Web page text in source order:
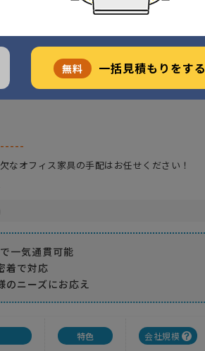
-----
なオフィス家具の手配はお任せください！
一気通貫可能
着で対応
のニーズにお応え
特色
会社規模
無料 一括見積もりをする